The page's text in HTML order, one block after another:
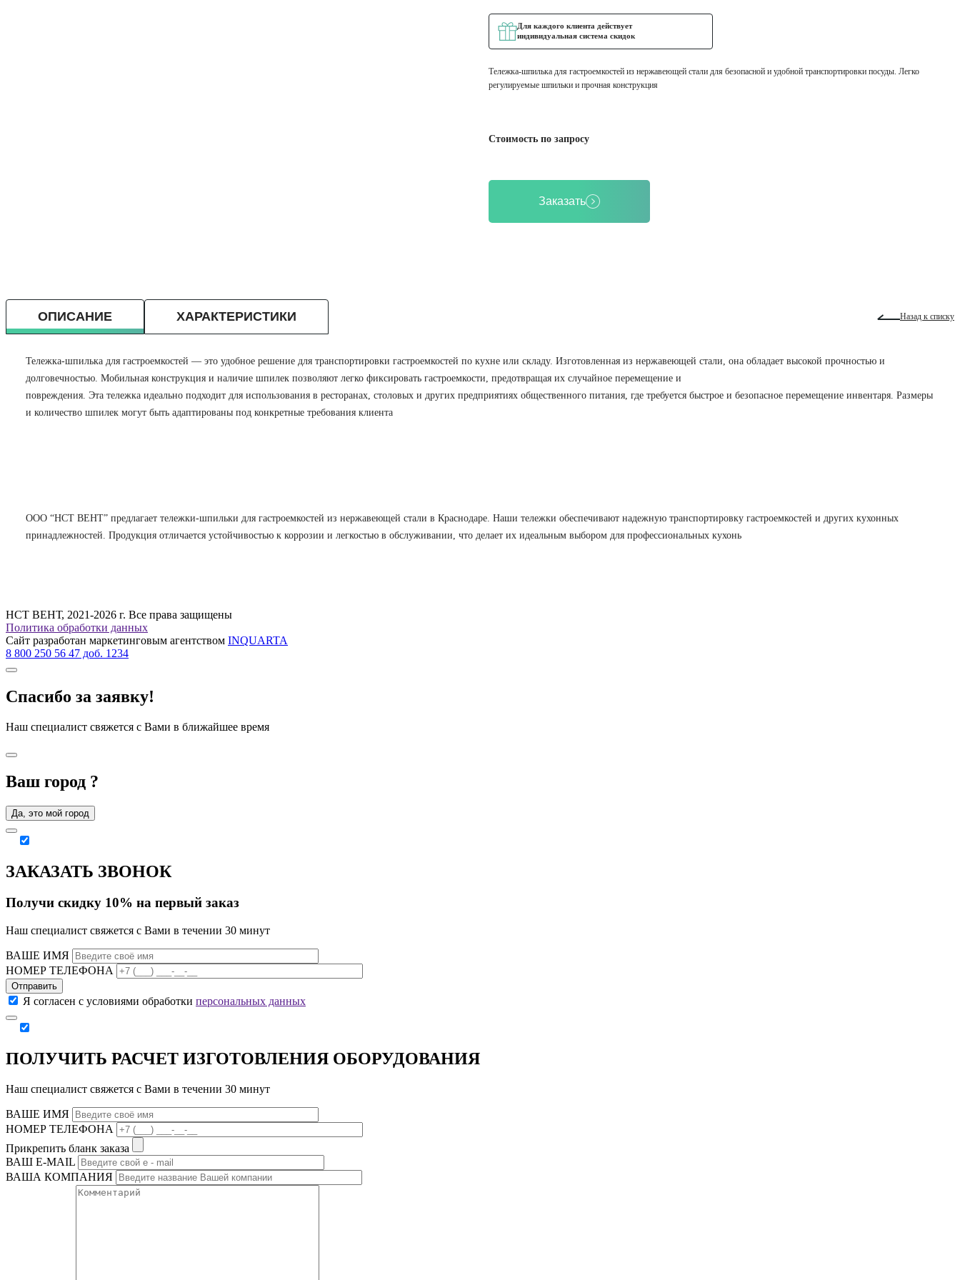
Для каждого клиента действует
индивидуальная система скидок
Тележка-шпилька для гастроемкостей из нержавеющей стали для безопасной и удобной транспортировки посуды. Легко
регулируемые шпильки и прочная конструкция
Стоимость по запросу
Заказать
ОПИСАНИЕ ХАРАКТЕРИСТИКИ Назад к списку
Тележка-шпилька для гастроемкостей — это удобное решение для транспортировки гастроемкостей по кухне или складу. Изготовленная из нержавеющей стали, она обладает высокой прочностью и
долговечностью. Мобильная конструкция и наличие шпилек позволяют легко фиксировать гастроемкости, предотвращая их случайное перемещение и
повреждения. Эта тележка идеально подходит для использования в ресторанах, столовых и других предприятиях общественного питания, где требуется быстрое и безопасное перемещение инвентаря. Размеры
и количество шпилек могут быть адаптированы под конкретные требования клиента
ООО “НСТ ВЕНТ” предлагает тележки-шпильки для гастроемкостей из нержавеющей стали в Краснодаре. Наши тележки обеспечивают надежную транспортировку гастроемкостей и других кухонных
принадлежностей. Продукция отличается устойчивостью к коррозии и легкостью в обслуживании, что делает их идеальным выбором для профессиональных кухонь
НСТ ВЕНТ, 2021-2026 г. Все права защищены
Политика обработки данных
Сайт разработан маркетинговым агентством INQUARTA
8 800 250 56 47 доб. 1234
Спасибо за заявку!
Наш специалист свяжется с Вами в ближайшее время
Ваш город ?
Да, это мой город
ЗАКАЗАТЬ ЗВОНОК
Получи скидку 10% на первый заказ
Наш специалист свяжется с Вами в течении 30 минут
ВАШЕ ИМЯ
НОМЕР ТЕЛЕФОНА
Отправить
Я согласен с условиями обработки персональных данных
ПОЛУЧИТЬ РАСЧЕТ ИЗГОТОВЛЕНИЯ ОБОРУДОВАНИЯ
Наш специалист свяжется с Вами в течении 30 минут
ВАШЕ ИМЯ
НОМЕР ТЕЛЕФОНА
Прикрепить бланк заказа
ВАШ Е-МAIL
ВАША КОМПАНИЯ